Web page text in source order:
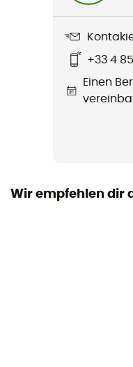
Neu ohne Etiketten+33 4 85
Einen
Wir empfehlen dir